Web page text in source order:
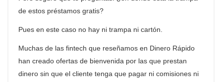
de estos préstamos gratis?
Pues en este caso no hay ni trampa ni cartón.
Muchas de las fintech que reseñamos en Dinero Rápido
han creado ofertas de bienvenida por las que prestan
dinero sin que el cliente tenga que pagar ni comisiones ni